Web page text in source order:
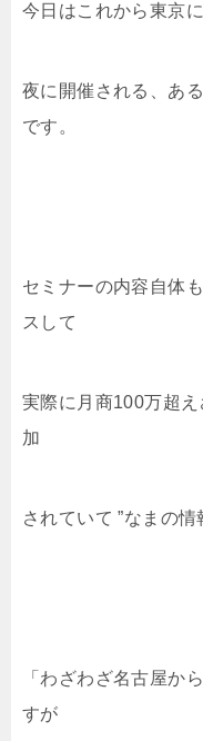
今日はこれから東京
夜に開催される、あ
です。
セミナーの内容自体
スして
実際に月商100万超
加
されていて ”なまの情
「わざわざ名古屋か
すが